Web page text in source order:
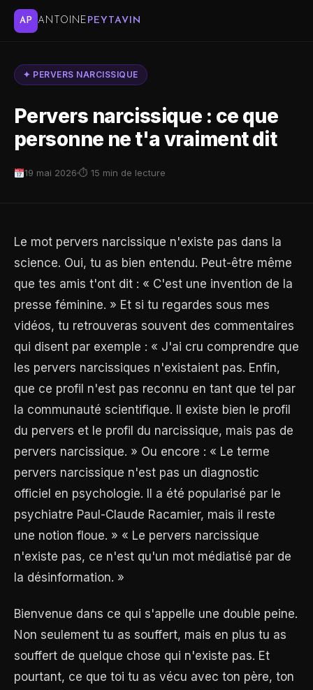
AP ANTOINE PEYTAVIN
✦ PERVERS NARCISSIQUE
Pervers narcissique : ce que
personne ne t'a vraiment dit
19 mai 2026 ⏱ 15 min de lecture
Le mot pervers narcissique n'existe pas dans la
science. Oui, tu as bien entendu. Peut-être même
que tes amis t'ont dit : « C'est une invention de la
presse féminine. » Et si tu regardes sous mes
vidéos, tu retrouveras souvent des commentaires
qui disent par exemple : « J'ai cru comprendre que
les pervers narcissiques n'existaient pas. Enfin,
que ce profil n'est pas reconnu en tant que tel par
la communauté scientifique. Il existe bien le profil
du pervers et le profil du narcissique, mais pas de
pervers narcissique. » Ou encore : « Le terme
pervers narcissique n'est pas un diagnostic
officiel en psychologie. Il a été popularisé par le
psychiatre Paul-Claude Racamier, mais il reste
une notion floue. » « Le pervers narcissique
n'existe pas, ce n'est qu'un mot médiatisé par de
la désinformation. »
Bienvenue dans ce qui s'appelle une double peine.
Non seulement tu as souffert, mais en plus tu as
souffert de quelque chose qui n'existe pas. Et
pourtant, ce que toi tu as vécu avec ton père, ton